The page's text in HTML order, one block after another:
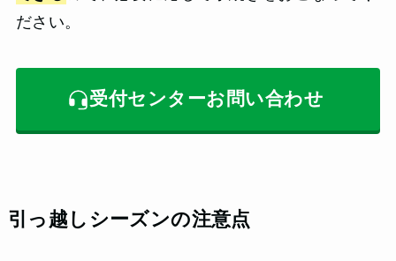
ださい。
受付センターお問い合わせ
引っ越しシーズンの注意点